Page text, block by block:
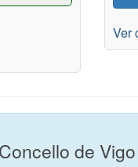
Ver
de Vigo